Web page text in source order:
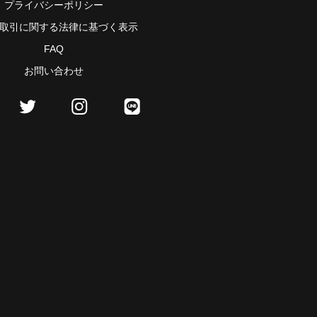
プライバシーポリシー
引に関する法律に基づく表示
FAQ
お問い合わせ